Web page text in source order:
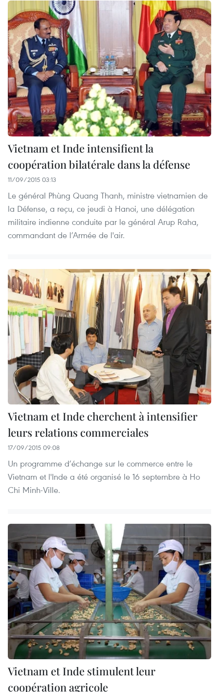
Vietnam et Inde intensifient la
coopération bilatérale dans la défense
11/09/2015 03:13
Le général Phùng Quang Thanh, ministre vietnamien de
la Défense, a reçu, ce jeudi à Hanoi, une délégation
militaire indienne conduite par le général Arup Raha,
commandant de l’Armée de l'air.
Vietnam et Inde cherchent à intensifier
leurs relations commerciales
17/09/2015 09:08
Un programme d’échange sur le commerce entre le
Vietnam et l'Inde a été organisé le 16 septembre à Ho
Chi Minh-Ville.
Vietnam et Inde stimulent leur
coopération agricole